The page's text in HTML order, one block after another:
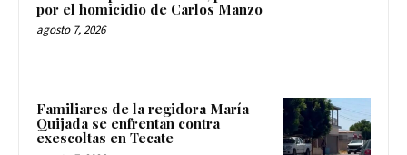
por el homicidio de Carlos Manzo
agosto 7, 2026
Familiares de la regidora María
Quijada se enfrentan contra
exescoltas en Tecate